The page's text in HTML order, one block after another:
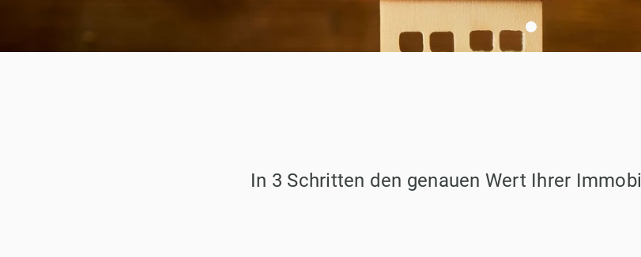
In 3 Schritten den genauen Wert Ihrer